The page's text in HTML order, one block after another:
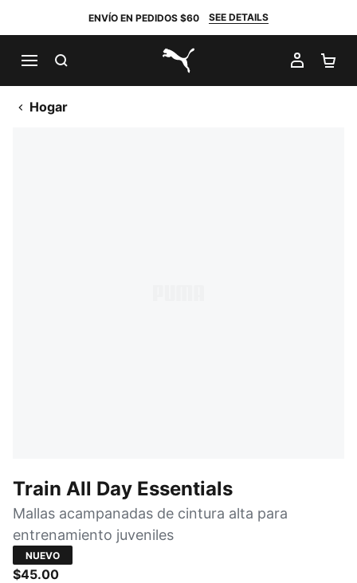
ENVÍO EN PEDIDOS $60 SEE DETAILS
PUMA.com
MI
Hogar
Train All Day Essentials
Mallas acampanadas de cintura alta para
entrenamiento juveniles
NUEVO
$45.00